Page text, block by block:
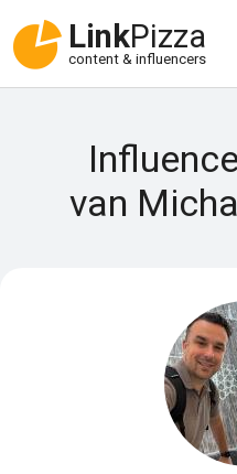
LinkPizza
content & influencers
van